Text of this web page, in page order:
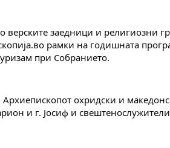
заедници и религиозни
рамки на годишната
при Собранието.
охридски и
и г. Јосиф и